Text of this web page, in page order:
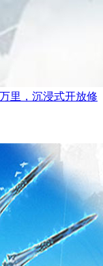
里，沉浸式开放修